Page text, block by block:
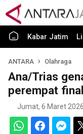
Kabar Jatim
ANTARA Olahraga
Ana/Trias
perempat
Jumat, 6 Maret